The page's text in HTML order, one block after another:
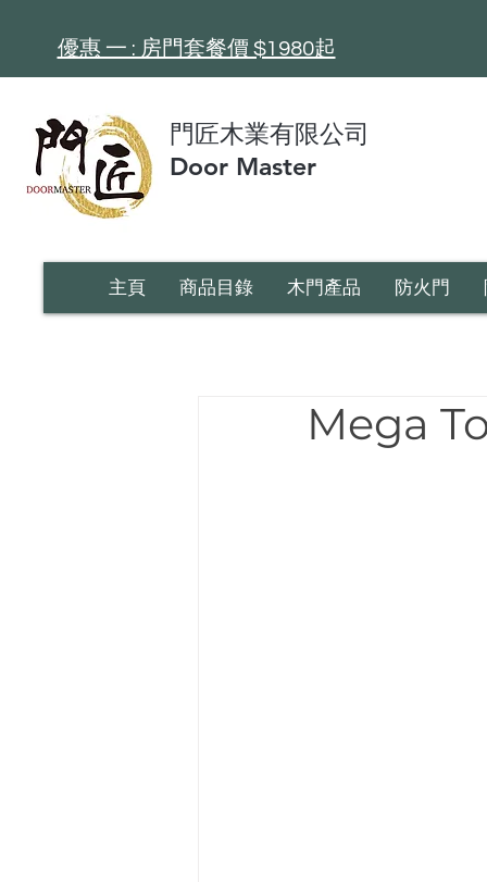
​優惠 一 : 房門套餐價 $1980起
門匠木業有限公司
Door Master
主頁 商品目錄 木門產品 防火門
Mega